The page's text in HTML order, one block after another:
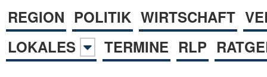
REGION POLITIK WIRTSCHAFT
LOKALES
TERMINE RLP